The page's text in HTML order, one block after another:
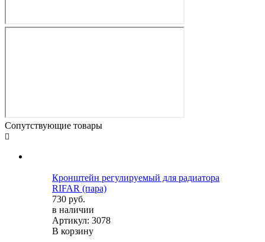
Сопутствующие товары
Кронштейн регулируемый для радиатора
RIFAR (пара)
730 руб.
в наличии
Артикул: 3078
В корзину